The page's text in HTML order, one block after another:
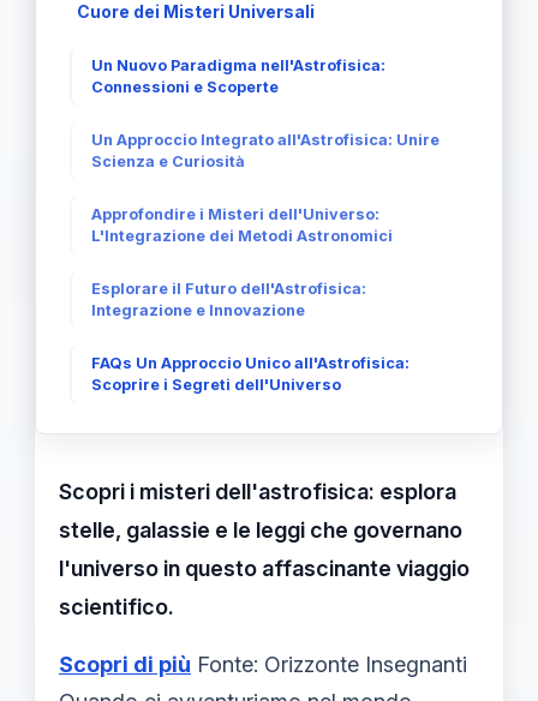
Cuore dei Misteri Universali
Un Nuovo Paradigma nell'Astrofisica:
Connessioni e Scoperte
Un Approccio Integrato all'Astrofisica: Unire
Scienza e Curiosità
Approfondire i Misteri dell'Universo:
L'Integrazione dei Metodi Astronomici
Esplorare il Futuro dell'Astrofisica:
Integrazione e Innovazione
FAQs Un Approccio Unico all'Astrofisica:
Scoprire i Segreti dell'Universo
Scopri i misteri dell'astrofisica: esplora
stelle, galassie e le leggi che governano
l'universo in questo affascinante viaggio
scientifico.
Scopri di più Fonte: Orizzonte Insegnanti